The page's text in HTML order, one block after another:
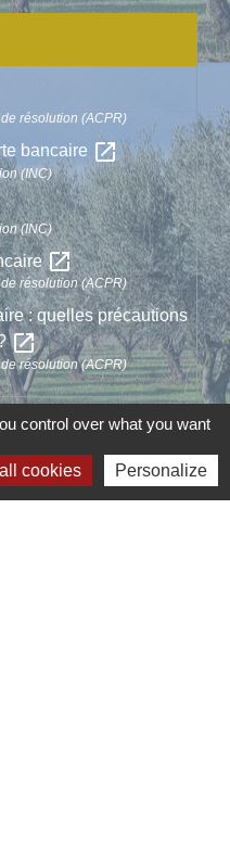
résolution (ACPR)
bancaire open_in_new
(INC)
(INC)
open_in_new
résolution (ACPR)
: quelles précautions
open_in_new
résolution (ACPR)
erreur sur cette page
control over what you want
cookies Personalize